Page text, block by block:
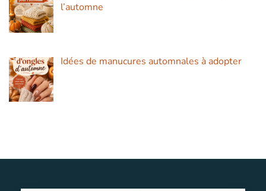
l’automne
Idées de manucures automnales à adopter